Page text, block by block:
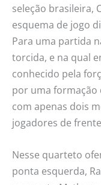
seleção brasileira,
esquema de jogo
Para uma partida
torcida, e na qual
conhecido pela
por uma formação
com apenas dois
jogadores de
Nesse quarteto
ponta esquerda,